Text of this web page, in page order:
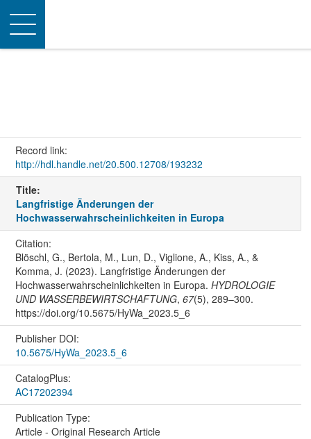
Toggle
navigation
Record link:
http://hdl.handle.net/20.500.12708/193232
Title:
Langfristige Änderungen der
Hochwasserwahrscheinlichkeiten in Europa
Citation:
Blöschl, G., Bertola, M., Lun, D., Viglione, A., Kiss, A., &
Komma, J. (2023). Langfristige Änderungen der
Hochwasserwahrscheinlichkeiten in Europa. HYDROLOGIE
UND WASSERBEWIRTSCHAFTUNG, 67(5), 289–300.
https://doi.org/10.5675/HyWa_2023.5_6
Publisher DOI:
10.5675/HyWa_2023.5_6
CatalogPlus:
AC17202394
Publication Type:
Article - Original Research Article